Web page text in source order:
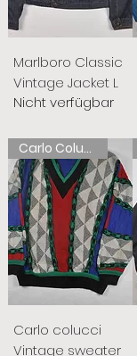
Marlboro Classic
Vintage Jacket L
Nicht verfügbar
Carlo Colucci
Carlo colucci
Vintage sweater